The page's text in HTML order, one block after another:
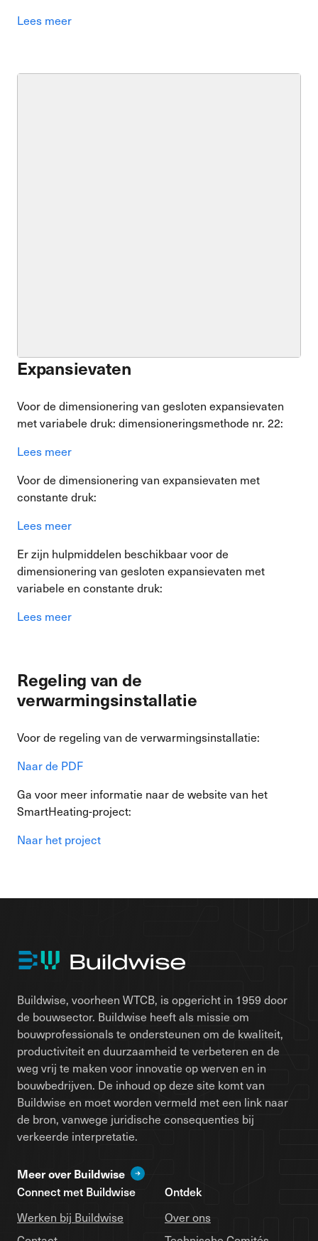
Lees meer
Expansievaten
Voor de dimensionering van gesloten expansievaten
met variabele druk: dimensioneringsmethode nr. 22:
Lees meer
Voor de dimensionering van expansievaten met
constante druk:
Lees meer
Er zijn hulpmiddelen beschikbaar voor de
dimensionering van gesloten expansievaten met
variabele en constante druk:
Lees meer
Regeling van de
verwarmingsinstallatie
Voor de regeling van de verwarmingsinstallatie:
Naar de PDF
Ga voor meer informatie naar de website van het
SmartHeating-project:
Naar het project
Buildwise, voorheen WTCB, is opgericht in 1959 door
de bouwsector. Buildwise heeft als missie om
bouwprofessionals te ondersteunen om de kwaliteit,
productiviteit en duurzaamheid te verbeteren en de
weg vrij te maken voor innovatie op werven en in
bouwbedrijven. De inhoud op deze site komt van
Buildwise en moet worden vermeld met een link naar
de bron, vanwege juridische consequenties bij
verkeerde interpretatie.
Meer over Buildwise
Connect met Buildwise
Werken bij Buildwise
Ontdek
Over ons